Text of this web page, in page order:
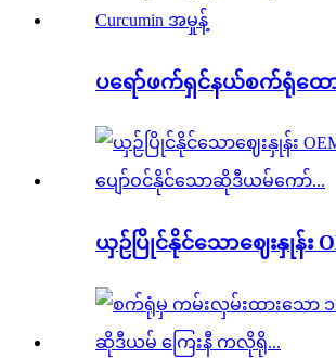
ပရော်ဖက်ရှင်နယ်စက်ရုံထေ
ယှဉ်ပြိုင်နိုင်သောဈေးနှုန်း